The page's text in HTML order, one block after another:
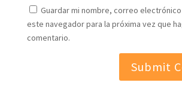
Guardar mi nombre, correo
este navegador para la próxima vez que
comentario.